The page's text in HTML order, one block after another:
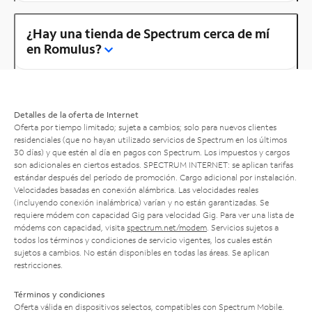
¿Hay una tienda de Spectrum cerca de mí
en Romulus?
Detalles de la oferta de Internet
Oferta por tiempo limitado; sujeta a cambios; solo para nuevos clientes
residenciales (que no hayan utilizado servicios de Spectrum en los últimos
30 días) y que estén al día en pagos con Spectrum. Los impuestos y cargos
son adicionales en ciertos estados. SPECTRUM INTERNET: se aplican tarifas
estándar después del período de promoción. Cargo adicional por instalación.
Velocidades basadas en conexión alámbrica. Las velocidades reales
(incluyendo conexión inalámbrica) varían y no están garantizadas. Se
requiere módem con capacidad Gig para velocidad Gig. Para ver una lista de
módems con capacidad, visita spectrum.net/modem . Servicios sujetos a
todos los términos y condiciones de servicio vigentes, los cuales están
sujetos a cambios. No están disponibles en todas las áreas. Se aplican
restricciones.
Términos y condiciones
Oferta válida en dispositivos selectos, compatibles con Spectrum Mobile.